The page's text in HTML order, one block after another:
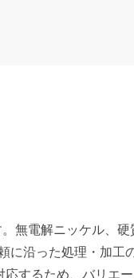
無電解ニッケル、
沿った処理・加工
するため、バリエ